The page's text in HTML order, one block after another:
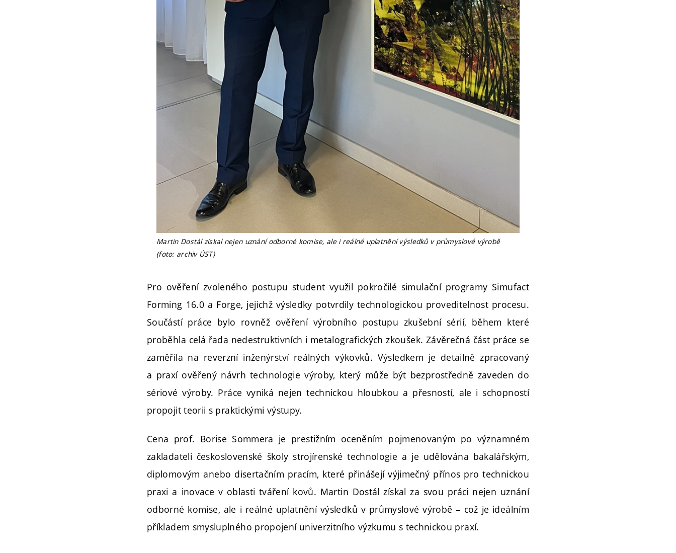
Martin Dostál získal nejen uznání odborné komise, ale i reálné uplatnění výsledků v průmyslové výrobě
(foto: archiv ÚST)
Pro ověření zvoleného postupu student využil pokročilé simulační programy Simufact
Forming 16.0 a Forge, jejichž výsledky potvrdily technologickou proveditelnost procesu.
Součástí práce bylo rovněž ověření výrobního postupu zkušební sérií, během které
proběhla celá řada nedestruktivních i metalografických zkoušek. Závěrečná část práce se
zaměřila na reverzní inženýrství reálných výkovků. Výsledkem je detailně zpracovaný
a praxí ověřený návrh technologie výroby, který může být bezprostředně zaveden do
sériové výroby. Práce vyniká nejen technickou hloubkou a přesností, ale i schopností
propojit teorii s praktickými výstupy.
Cena prof. Borise Sommera je prestižním oceněním pojmenovaným po významném
zakladateli československé školy strojírenské technologie a je udělována bakalářským,
diplomovým anebo disertačním pracím, které přinášejí výjimečný přínos pro technickou
praxi a inovace v oblasti tváření kovů. Martin Dostál získal za svou práci nejen uznání
odborné komise, ale i reálné uplatnění výsledků v průmyslové výrobě – což je ideálním
příkladem smysluplného propojení univerzitního výzkumu s technickou praxí.